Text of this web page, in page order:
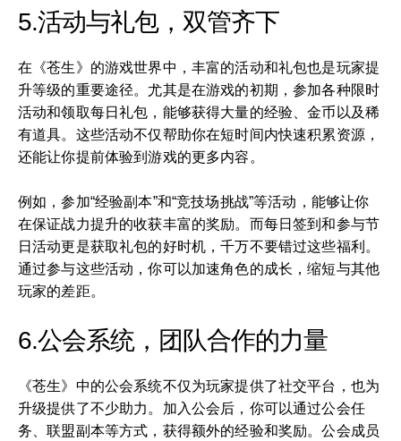
5.活动与礼包，双管齐下
在《苍生》的游戏世界中，丰富的活动和礼包也是玩家提
升等级的重要途径。尤其是在游戏的初期，参加各种限时
活动和领取每日礼包，能够获得大量的经验、金币以及稀
有道具。这些活动不仅帮助你在短时间内快速积累资源，
还能让你提前体验到游戏的更多内容。
例如，参加“经验副本”和“竞技场挑战”等活动，能够让你
在保证战力提升的收获丰富的奖励。而每日签到和参与节
日活动更是获取礼包的好时机，千万不要错过这些福利。
通过参与这些活动，你可以加速角色的成长，缩短与其他
玩家的差距。
6.公会系统，团队合作的力量
《苍生》中的公会系统不仅为玩家提供了社交平台，也为
升级提供了不少助力。加入公会后，你可以通过公会任
务、联盟副本等方式，获得额外的经验和奖励。公会成员